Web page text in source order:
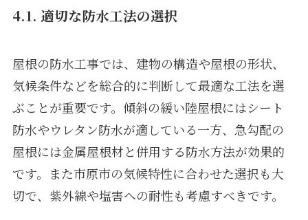
4.1. 適切な防水工法の選択
屋根の防水工事では、建物の構造や屋根の形状、
気候条件などを総合的に判断して最適な工法を選
ぶことが重要です。傾斜の緩い陸屋根にはシート
防水やウレタン防水が適している一方、急勾配の
屋根には金属屋根材と併用する防水方法が効果的
です。また市原市の気候特性に合わせた選択も大
切で、紫外線や塩害への耐性も考慮すべきです。